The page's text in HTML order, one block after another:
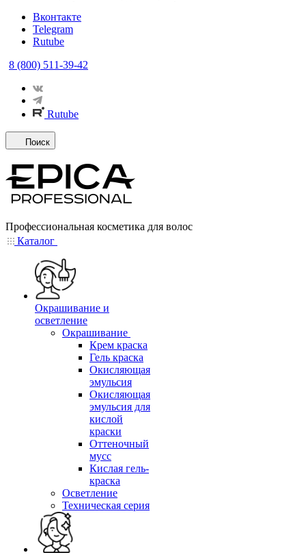
Вконтакте
Telegram
Rutube
8 (800) 511-39-42
Rutube
Поиск
Профессиональная косметика для волос
Каталог
Окрашивание и
осветление
Окрашивание
Крем краска
Гель краска
Окисляющая
эмульсия
Окисляющая
эмульсия для
кислой
краски
Оттеночный
мусс
Кислая гель-
краска
Осветление
Техническая серия